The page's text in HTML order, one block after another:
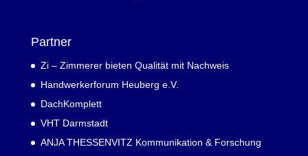
Partner
Zi – Zimmerer bieten Qualität mit Nachweis
Handwerkerforum Heuberg e.V.
DachKomplett
VHT Darmstadt
ANJA THESSENVITZ Kommunikation & Forschung